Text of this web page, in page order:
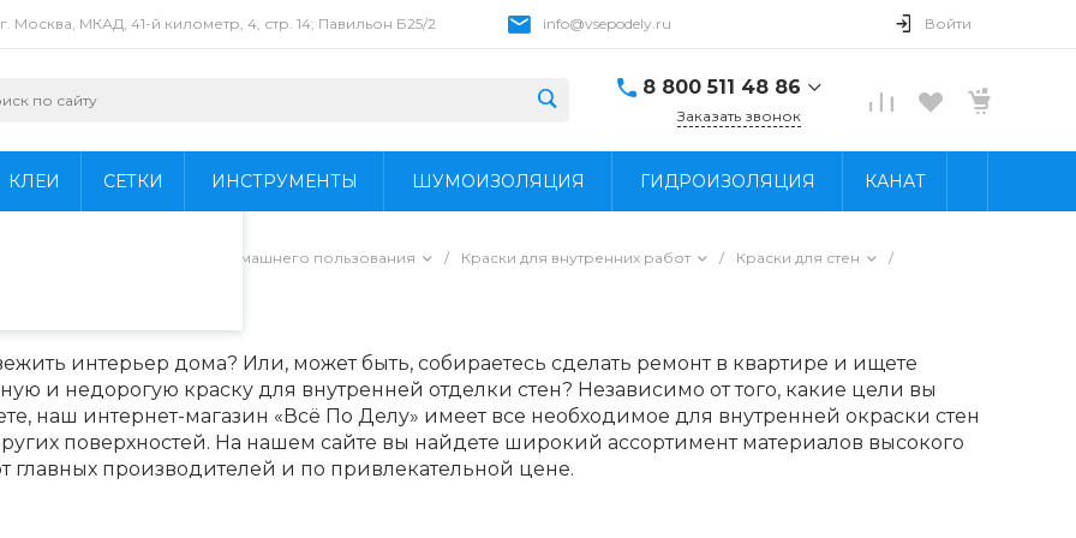
и
.
г. Москва, МКАД, 41-й километр, 4, стр. 14; Павильон Б25/2 info@vsepodely.ru Войти
8 800 511 48 86
г. Москва, МКАД, 41-
14; Павильон Б25/2
info@vsepodely.ru
Заказать звонок
КЛЕИ СЕТКИ ИНСТРУМЕНТЫ ШУМОИЗОЛЯЦИЯ ГИДРОИЗОЛЯЦИЯ КАНАТ
для профессионального и домашнего пользования / Краски для внутренних работ / Краски для стен /
интерьер дома? Или, может быть, собираетесь сделать ремонт в квартире и ищете
и недорогую краску для внутренней отделки стен? Независимо от того, какие цели вы
наш интернет-магазин «Всё По Делу» имеет все необходимое для внутренней окраски стен
поверхностей. На нашем сайте вы найдете широкий ассортимент материалов высокого
главных производителей и по привлекательной цене.